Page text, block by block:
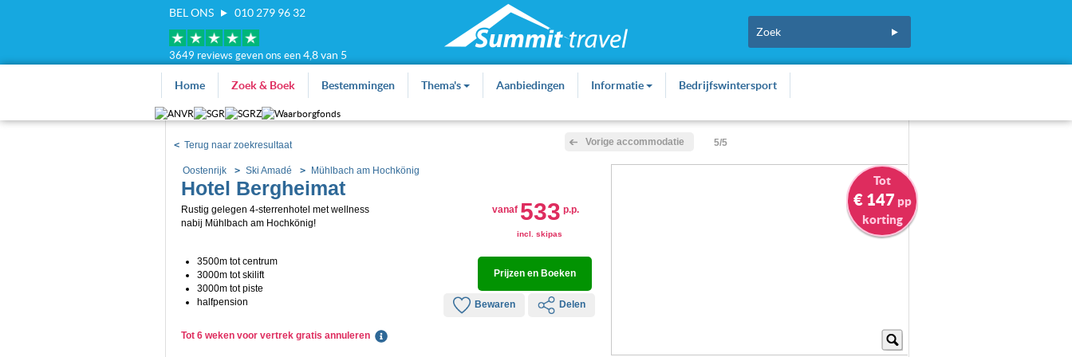
BEL ONS 010 279 96 32
3649 reviews geven ons een 4,8 van 5
Home Zoek & Boek Bestemmingen Thema's Aanbiedingen Informatie Bedrijfswintersport
<Terug naar zoekresultaat 5/5
Vorige accommodatie
Oostenrijk Ski Amadé Mühlbach am Hochkönig
Hotel Bergheimat
Rustig gelegen 4-sterrenhotel met wellness
nabij Mühlbach am Hochkönig!
vanaf 533 p.p.
incl. skipas
3500m tot centrum
3000m tot skilift
3000m tot piste
halfpension
Prijzen en Boeken
Bewaren Delen
Tot 6 weken voor vertrek gratis annuleren
Tot
€ 147 pp
korting